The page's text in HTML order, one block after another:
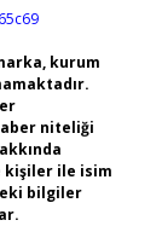
kurum
niteliği
kişiler ile isim
bilgiler